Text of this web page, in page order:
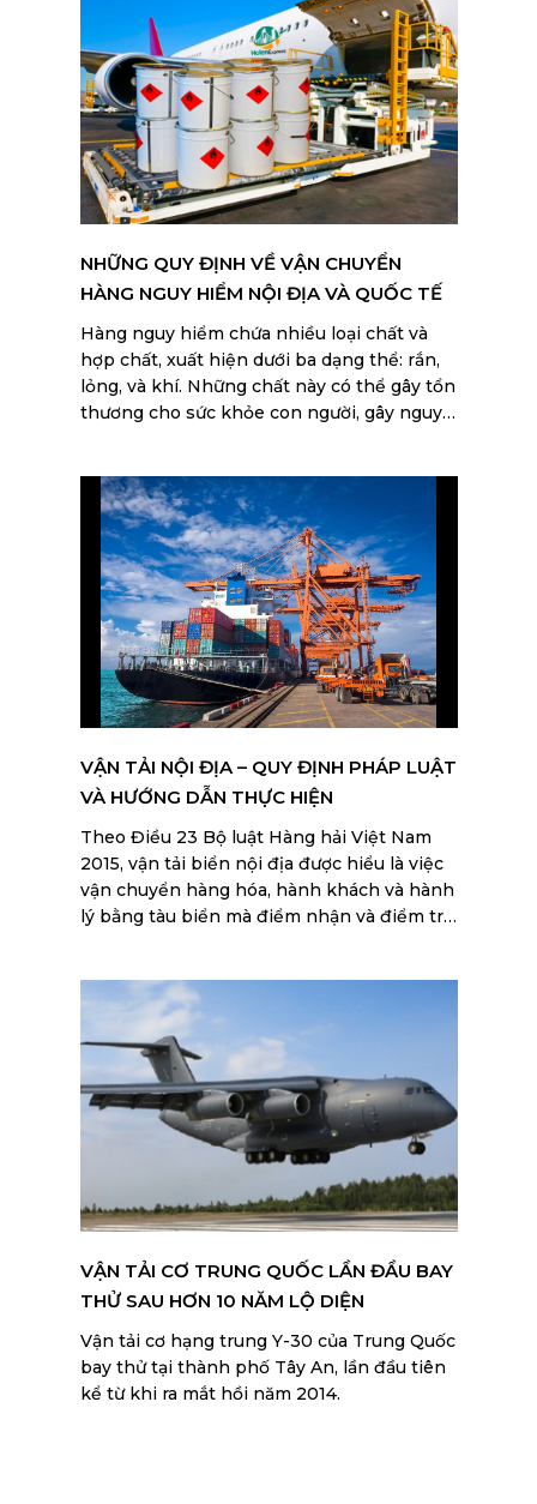
NHỮNG QUY ĐỊNH VỀ VẬN CHUYỂN
HÀNG NGUY HIỂM NỘI ĐỊA VÀ QUỐC TẾ
Hàng nguy hiểm chứa nhiều loại chất và
hợp chất, xuất hiện dưới ba dạng thể: rắn,
lỏng, và khí. Những chất này có thể gây tổn
thương cho sức khỏe con người, gây nguy
bị phát hiện và thu giữ theo quy định hải
quan. Hãy tìm hiểu kỹ để tránh rơi vào các
trường hợp mất thời gian và tiền bạc.
VẬN TẢI NỘI ĐỊA – QUY ĐỊNH PHÁP LUẬT
VÀ HƯỚNG DẪN THỰC HIỆN
Theo Điều 23 Bộ luật Hàng hải Việt Nam
2015, vận tải biển nội địa được hiểu là việc
vận chuyển hàng hóa, hành khách và hành
lý bằng tàu biển mà điểm nhận và điểm trả
trong nước, góp phần kết nối chuỗi cung
ứng và phát triển thương mại quốc gia
VẬN TẢI CƠ TRUNG QUỐC LẦN ĐẦU BAY
THỬ SAU HƠN 10 NĂM LỘ DIỆN
Vận tải cơ hạng trung Y-30 của Trung Quốc
bay thử tại thành phố Tây An, lần đầu tiên
kể từ khi ra mắt hồi năm 2014.